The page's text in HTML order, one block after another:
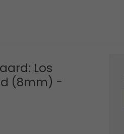
Los
(8mm) -